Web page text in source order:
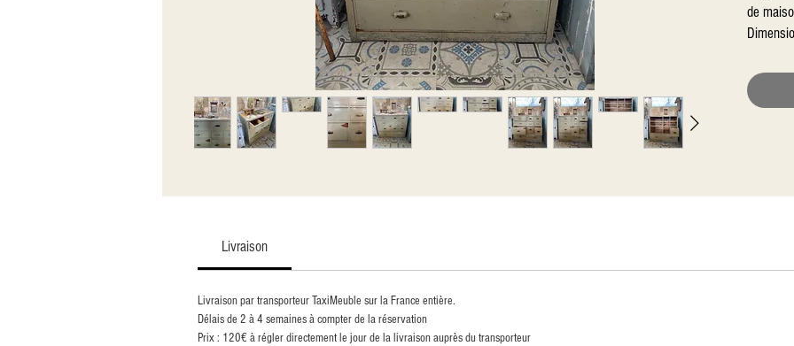
de
Livraison
Livraison par transporteur TaxiMeuble sur la France entière.
Délais de 2 à 4 semaines à compter de la réservation
Prix : 120€ à régler directement le jour de la livraison auprès du transporteur